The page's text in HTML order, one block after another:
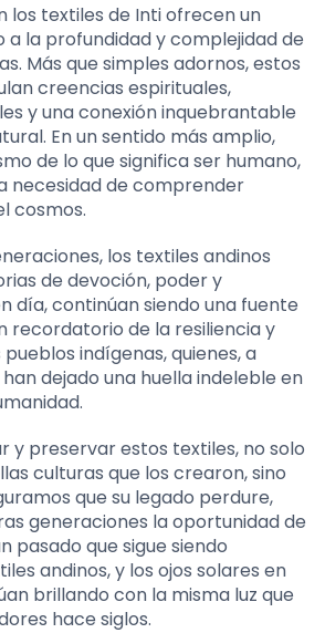
los textiles de Inti ofrecen un
a la profundidad y complejidad de
Más que simples adornos, estos
creencias espirituales,
y una conexión inquebrantable
En un sentido más amplio,
de lo que significa ser humano,
necesidad de comprender
cosmos.
los textiles andinos
de devoción, poder y
día, continúan siendo una fuente
recordatorio de la resiliencia y
indígenas, quienes, a
dejado una huella indeleble en
y preservar estos textiles, no solo
culturas que los crearon, sino
que su legado perdure,
generaciones la oportunidad de
pasado que sigue siendo
andinos, y los ojos solares en
brillando con la misma luz que
hace siglos.